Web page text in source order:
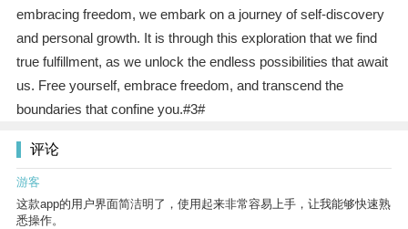
embracing freedom, we embark on a journey of self-discovery
and personal growth. It is through this exploration that we find
true fulfillment, as we unlock the endless possibilities that await
us. Free yourself, embrace freedom, and transcend the
boundaries that confine you.#3#
评论
游客
这款app的用户界面简洁明了，使用起来非常容易上手，让我能够快速熟
悉操作。